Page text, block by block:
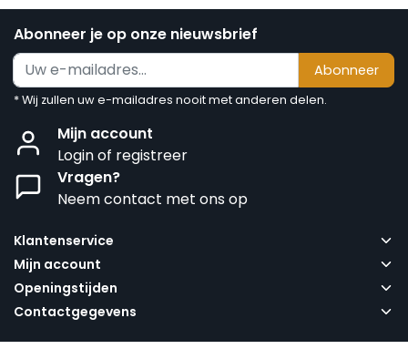
Abonneer je op onze nieuwsbrief
Abonneer
* Wij zullen uw e-mailadres nooit met anderen delen.
Mijn account
Login of registreer
Vragen?
Neem contact met ons op
Klantenservice
Mijn account
Openingstijden
Contactgegevens